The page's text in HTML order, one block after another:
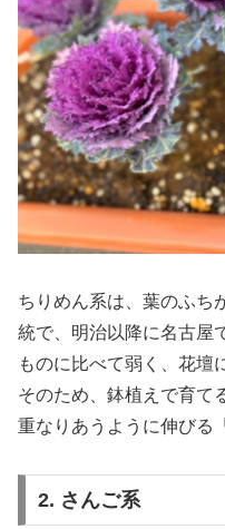
ちりめん系は、葉のふち
統で、明治以降に名古屋
ものに比べて弱く、花壇
そのため、鉢植えで育て
重なりあうように伸びる
2. さんご系